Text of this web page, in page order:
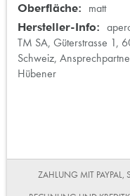
matt
TM SA, Güterstrasse 1,
Schweiz,
Hübener
ZAHLUNG MIT PAYPAL,